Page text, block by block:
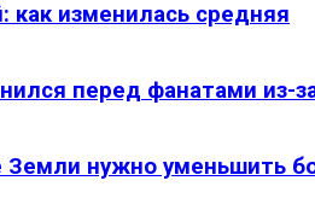
как изменилась средняя
перед фанатами из-
нужно уменьшить